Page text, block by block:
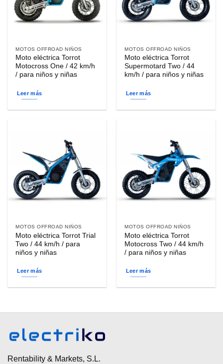
MOTOS OFFROAD NIÑOS
Moto eléctrica Torrot
Motocross One / 42 km/h
/ para niños y niñas
Leer más
MOTOS OFFROAD NIÑOS
Moto eléctrica Torrot
Supermotard Two / 44
km/h / para niños y niñas
Leer más
MOTOS OFFROAD NIÑOS
Moto eléctrica Torrot Trial
Two / 44 km/h / para
niños y niñas
Leer más
MOTOS OFFROAD NIÑOS
Moto eléctrica Torrot
Motocross Two / 44 km/h
/ para niños y niñas
Leer más
Rentability & Markets, S.L.